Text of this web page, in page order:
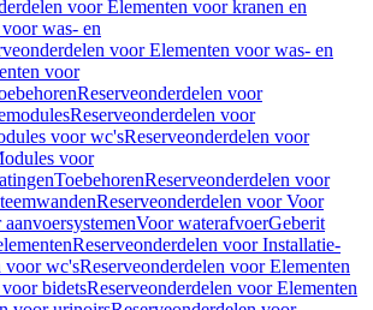
voor Elementen voor kranen en
was- en
voor Elementen voor was- en
voor
Reserveonderdelen voor
Reserveonderdelen voor
voor wc'sReserveonderdelen voor
voor
ToebehorenReserveonderdelen voor
Reserveonderdelen voor Voor
Voor waterafvoerGeberit
Reserveonderdelen voor Installatie-
voor wc'sReserveonderdelen voor Elementen
bidetsReserveonderdelen voor Elementen